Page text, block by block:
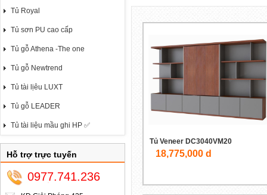
Tủ Royal
Tủ sơn PU cao cấp
Tủ gỗ Athena -The one
Tủ gỗ Newtrend
Tủ tài lịêu LUXT
Tủ gỗ LEADER
Tủ tài liệu mầu ghi HP ✅
Hỗ trợ trực tuyến
0977.741.236
Tủ Veneer DC3040VM20
18,775,000 d